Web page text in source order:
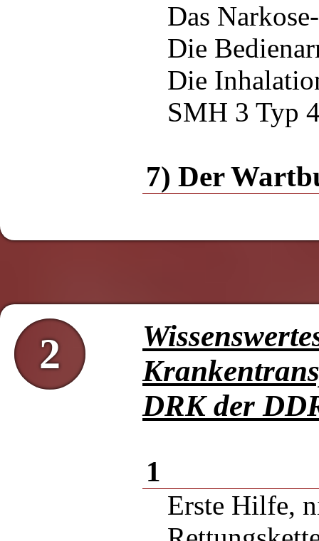
Das
Die
Die
SMH 3 Typ
7) Der
2
DRK der
1
Erste Hilfe,